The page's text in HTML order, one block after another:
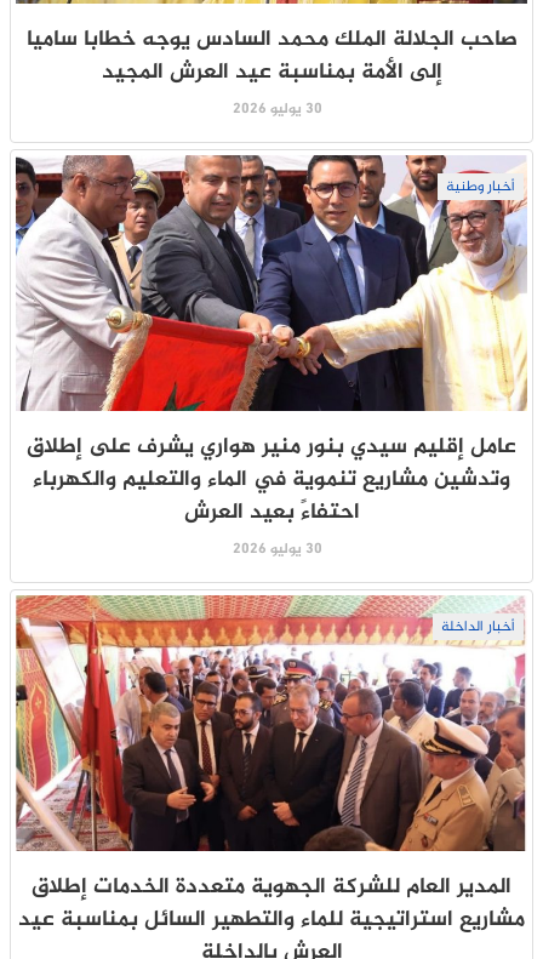
صاحب الجلالة الملك محمد السادس يوجه خطابا ساميا
إلى الأمة بمناسبة عيد العرش المجيد
30 يوليو 2026
أخبار وطنية
عامل إقليم سيدي بنور منير هواري يشرف على إطلاق
وتدشين مشاريع تنموية في الماء والتعليم والكهرباء
احتفاءً بعيد العرش
30 يوليو 2026
أخبار الداخلة
المدير العام للشركة الجهوية متعددة الخدمات إطلاق
مشاريع استراتيجية للماء والتطهير السائل بمناسبة عيد